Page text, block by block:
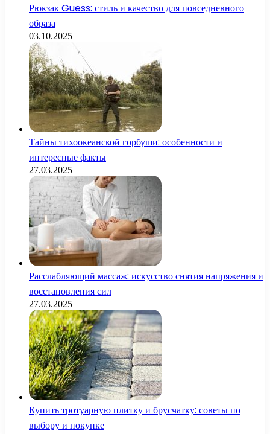
Рюкзак Guess: стиль и качество для повседневного
образа
03.10.2025
Тайны тихоокеанской горбуши: особенности и
интересные факты
27.03.2025
Расслабляющий массаж: искусство снятия напряжения и
восстановления сил
27.03.2025
Купить тротуарную плитку и брусчатку: советы по
выбору и покупке